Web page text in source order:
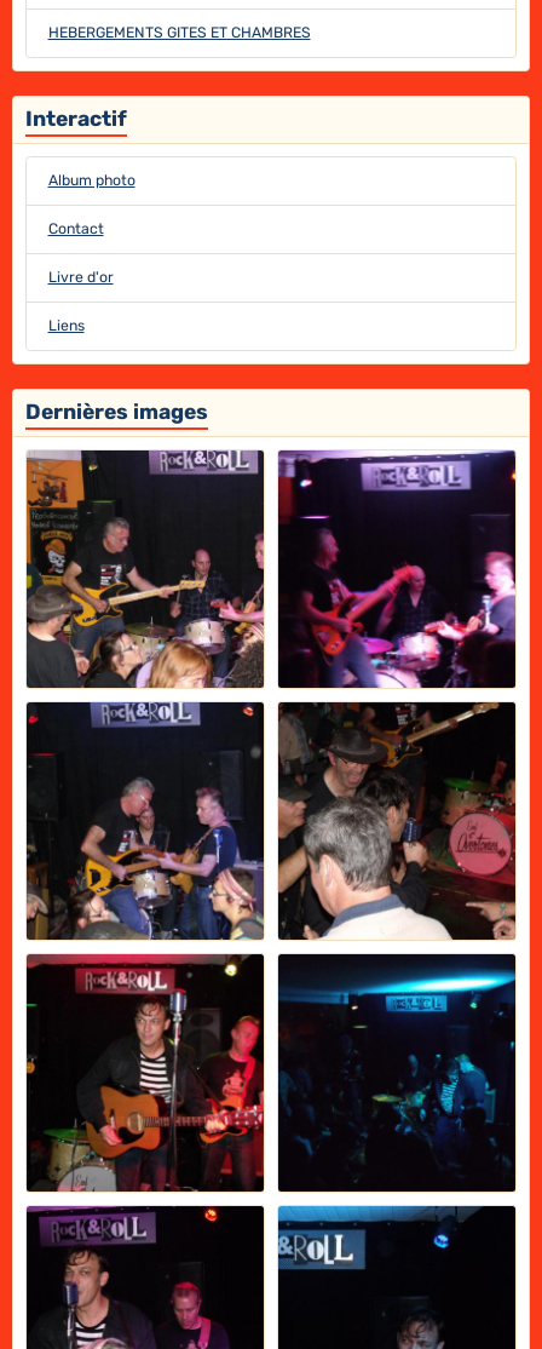
HEBERGEMENTS GITES ET CHAMBRES
Interactif
Album photo
Contact
Livre d'or
Liens
Dernières images